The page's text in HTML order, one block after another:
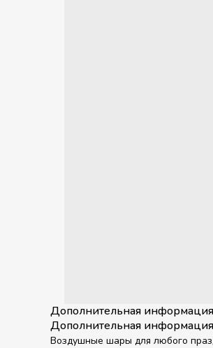
Дополнительная информация
Дополнительная информация
Воздушные шары для любого